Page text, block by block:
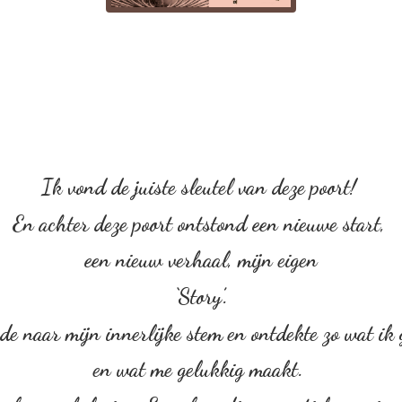
Ik vond de juiste sleutel van deze poort!
En achter deze poort ontstond een nieuwe start,
een nieuw verhaal, mijn eigen
‘Story’.
naar mijn innerlijke stem en ontdekte zo wat ik
en wat me gelukkig maakt.